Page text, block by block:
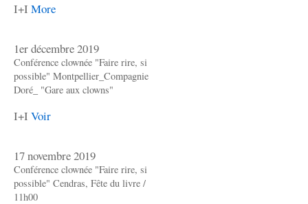
I+I More
1er décembre 2019
Conférence clownée "Faire rire, si
possible" Montpellier_Compagnie
Doré_ "Gare aux clowns"
I+I Voir
17 novembre 2019
Conférence clownée "Faire rire, si
possible" Cendras, Fête du livre /
11h00